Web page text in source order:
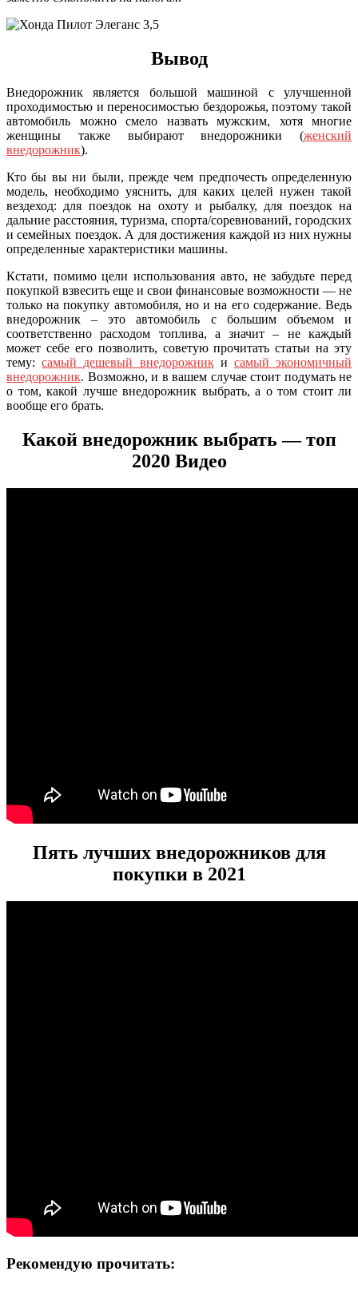
Вывод
Внедорожник является большой машиной с улучшенной
проходимостью и переносимостью бездорожья, поэтому такой
автомобиль можно смело назвать мужским, хотя многие
женщины также выбирают внедорожники (женский
внедорожник).
Кто бы вы ни были, прежде чем предпочесть определенную
модель, необходимо уяснить, для каких целей нужен такой
вездеход: для поездок на охоту и рыбалку, для поездок на
дальние расстояния, туризма, спорта/соревнований, городских
и семейных поездок. А для достижения каждой из них нужны
определенные характеристики машины.
Кстати, помимо цели использования авто, не забудьте перед
покупкой взвесить еще и свои финансовые возможности — не
только на покупку автомобиля, но и на его содержание. Ведь
внедорожник – это автомобиль с большим объемом и
соответственно расходом топлива, а значит – не каждый
может себе его позволить, советую прочитать статьи на эту
тему:самый дешевый внедорожники самый экономичный
внедорожник. Возможно, и в вашем случае стоит подумать не
о том, какой лучше внедорожник выбрать, а о том стоит ли
вообще его брать.
Какой внедорожник выбрать — топ
2020 Видео
Пять лучших внедорожников для
покупки в 2021
Рекомендую прочитать: